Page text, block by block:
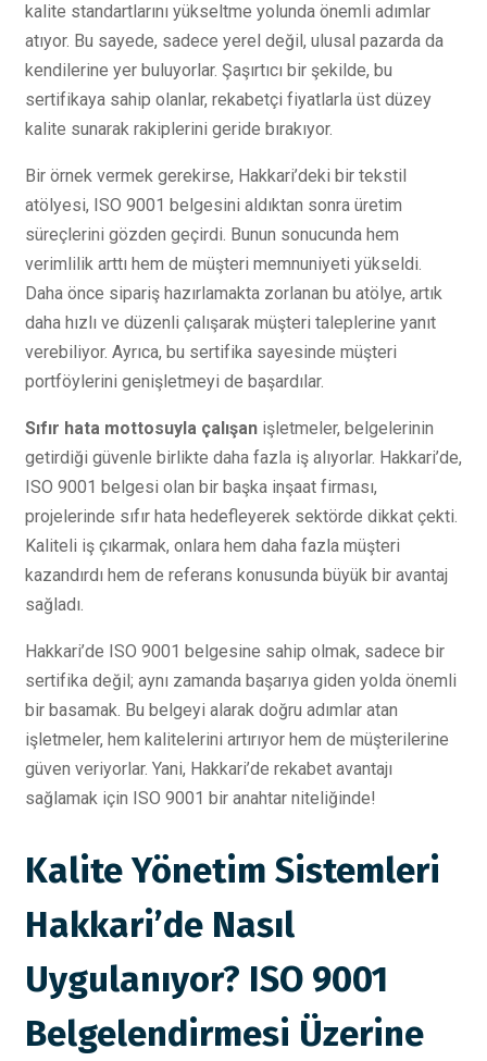
kalite standartlarını yükseltme yolunda önemli adımlar
atıyor. Bu sayede, sadece yerel değil, ulusal pazarda da
kendilerine yer buluyorlar. Şaşırtıcı bir şekilde, bu
sertifikaya sahip olanlar, rekabetçi fiyatlarla üst düzey
kalite sunarak rakiplerini geride bırakıyor.
Bir örnek vermek gerekirse, Hakkari’deki bir tekstil
atölyesi, ISO 9001 belgesini aldıktan sonra üretim
süreçlerini gözden geçirdi. Bunun sonucunda hem
verimlilik arttı hem de müşteri memnuniyeti yükseldi.
Daha önce sipariş hazırlamakta zorlanan bu atölye, artık
daha hızlı ve düzenli çalışarak müşteri taleplerine yanıt
verebiliyor. Ayrıca, bu sertifika sayesinde müşteri
portföylerini genişletmeyi de başardılar.
Sıfır hata mottosuyla çalışan işletmeler, belgelerinin
getirdiği güvenle birlikte daha fazla iş alıyorlar. Hakkari’de,
ISO 9001 belgesi olan bir başka inşaat firması,
projelerinde sıfır hata hedefleyerek sektörde dikkat çekti.
Kaliteli iş çıkarmak, onlara hem daha fazla müşteri
kazandırdı hem de referans konusunda büyük bir avantaj
sağladı.
Hakkari’de ISO 9001 belgesine sahip olmak, sadece bir
sertifika değil; aynı zamanda başarıya giden yolda önemli
bir basamak. Bu belgeyi alarak doğru adımlar atan
işletmeler, hem kalitelerini artırıyor hem de müşterilerine
güven veriyorlar. Yani, Hakkari’de rekabet avantajı
sağlamak için ISO 9001 bir anahtar niteliğinde!
Kalite Yönetim Sistemleri
Hakkari’de Nasıl
Uygulanıyor? ISO 9001
Belgelendirmesi Üzerine